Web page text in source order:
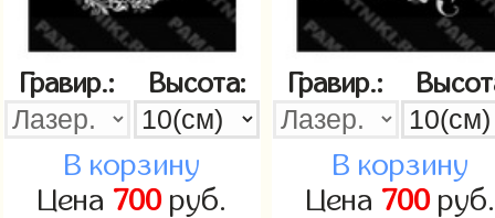
Гравир.: Высота:
В корзину
Цена 700руб.
Гравир.:
В корзину
Цена 700руб.